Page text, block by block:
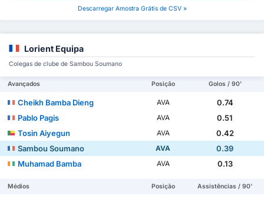
Descarregar Amostra Grátis de CSV »
Lorient Equipa
Colegas de clube de Sambou Soumano
Avançados Posição Golos / 90'
Cheikh Bamba Dieng AVA
0.74
Pablo Pagis
AVA
0.51
Tosin Aiyegun
AVA
0.42
Sambou Soumano
AVA
0.39
Muhamad Bamba
AVA 0.13
Médios Posição Assistências / 90'